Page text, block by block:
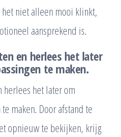
niet alleen mooi klinkt,
aansprekend is.
en herlees het later
te maken.
herlees het later om
maken. Door afstand te
opnieuw te bekijken, krijg